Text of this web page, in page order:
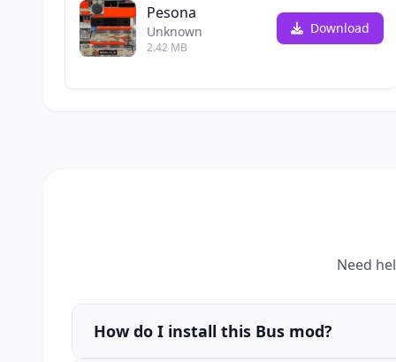
Pesona
Unknown
2.42 MB
Download
Need
How do I install this Bus mod?